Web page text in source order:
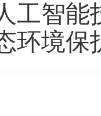
工智能
环境保